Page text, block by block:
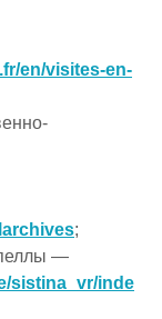
en/visites-en-
;
—
sistina_vr/inde